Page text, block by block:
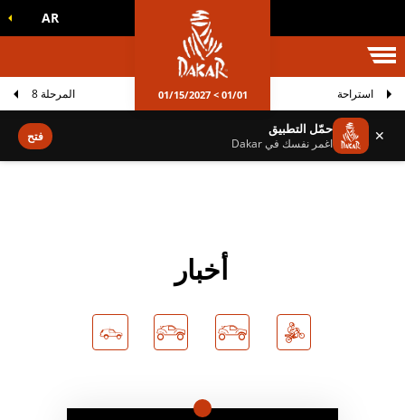
داكار AR
01/01 > 01/15/2027 استراحة المرحلة 8
✕ حمّل التطبيق
اغمر نفسك في Dakar فتح
أخبار